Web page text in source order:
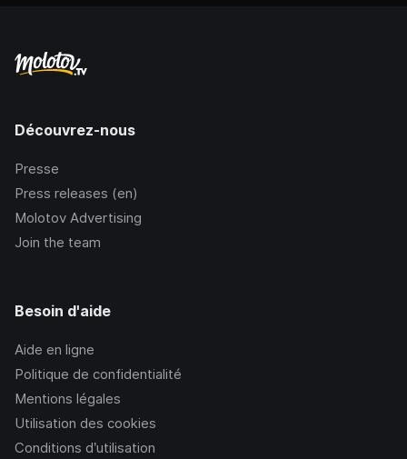
Découvrez-nous
Presse
Press releases (en)
Molotov Advertising
Join the team
Besoin d'aide
Aide en ligne
Politique de confidentialité
Mentions légales
Utilisation des cookies
Conditions d’utilisation